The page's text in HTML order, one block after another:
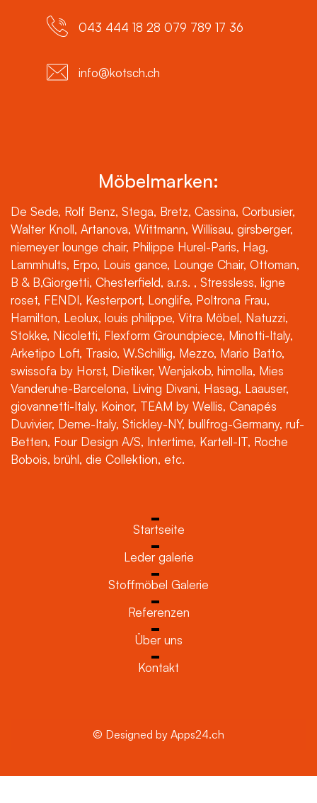
043 444 18 28 079 789 17 36
info@kotsch.ch
Möbelmarken:
De Sede, Rolf Benz, Stega, Bretz, Cassina, Corbusier,
Walter Knoll, Artanova, Wittmann, Willisau, girsberger,
niemeyer lounge chair, Philippe Hurel-Paris, Hag,
Lammhults, Erpo, Louis gance, Lounge Chair, Ottoman,
B & B,Giorgetti, Chesterfield, a.r.s. , Stressless, ligne
roset, FENDI, Kesterport, Longlife, Poltrona Frau,
Hamilton, Leolux, louis philippe, Vitra Möbel, Natuzzi,
Stokke, Nicoletti, Flexform Groundpiece, Minotti-Italy,
Arketipo Loft, Trasio, W.Schillig, Mezzo, Mario Batto,
swissofa by Horst, Dietiker, Wenjakob, himolla, Mies
Vanderuhe-Barcelona, Living Divani, Hasag, Laauser,
giovannetti-Italy, Koinor, TEAM by Wellis, Canapés
Duvivier, Deme-Italy, Stickley-NY, bullfrog-Germany, ruf-
Betten, Four Design A/S, Intertime, Kartell-IT, Roche
Bobois, brühl, die Collektion, etc.
Startseite
Leder galerie
Stoffmöbel Galerie
Referenzen
Über uns
Kontakt
© Designed by Apps24.ch